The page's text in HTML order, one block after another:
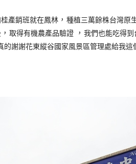
產銷班就在鳳林 ， 種植三萬餘株台灣原
， 取得有機農產品驗證 ， 我們也能吃得
的謝謝花東縱谷國家風景區管理處給我這